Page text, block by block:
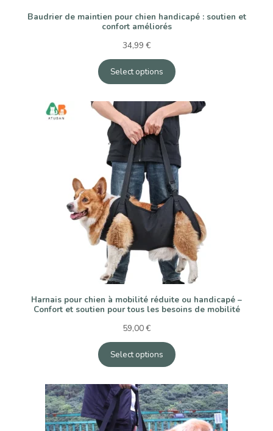
Baudrier de maintien pour chien handicapé : soutien et
confort améliorés
34,99 €
Select options
Harnais pour chien à mobilité réduite ou handicapé –
Confort et soutien pour tous les besoins de mobilité
59,00€
Select options